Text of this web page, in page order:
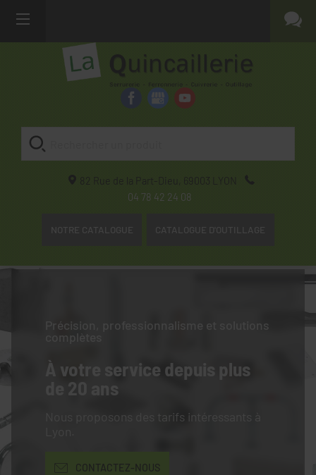
82 Rue de la Part-Dieu, 69003
LYON
04 78 42 24 08
NOTRE CATALOGUE CATALOGUE D'OUTILLAGE
Précision, professionnalisme et solutions
complètes
À votre service depuis plus
de 20 ans
Nous proposons des tarifs intéressants à
CONTACTEZ-NOUS